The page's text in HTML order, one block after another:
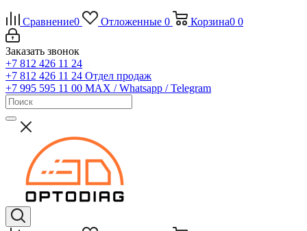
Сравнение0 Отложенные 0 Корзина0 0
Заказать звонок
+7 812 426 11 24
+7 812 426 11 24 Отдел продаж
+7 995 595 11 00 MAX / Whatsapp / Telegram